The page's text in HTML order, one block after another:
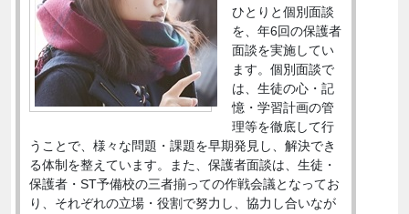
ひとりと個別面談
を、年6回の保護者
面談を実施してい
ます。個別面談で
は、生徒の心・記
憶・学習計画の管
理等を徹底して行
うことで、様々な問題・課題を早期発見し、解決でき
る体制を整えています。また、保護者面談は、生徒・
保護者・ST予備校の三者揃っての作戦会議となってお
り、それぞれの立場・役割で努力し、協力し合いなが